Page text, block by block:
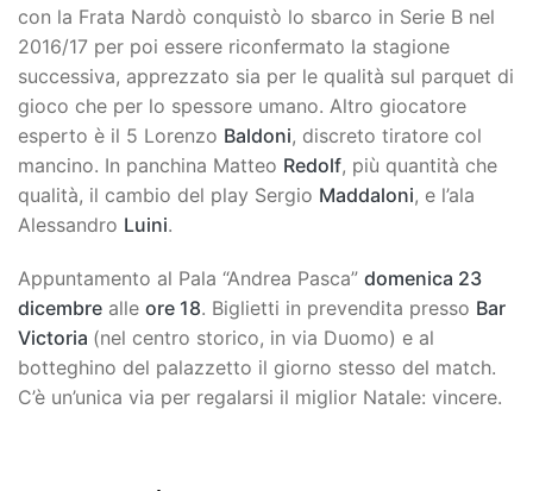
con la Frata Nardò conquistò lo sbarco in Serie B nel
2016/17 per poi essere riconfermato la stagione
successiva, apprezzato sia per le qualità sul parquet di
gioco che per lo spessore umano. Altro giocatore
esperto è il 5 Lorenzo Baldoni, discreto tiratore col
mancino. In panchina Matteo Redolf, più quantità che
qualità, il cambio del play Sergio Maddaloni, e l’ala
Alessandro Luini.
Appuntamento al Pala “Andrea Pasca” domenica 23
dicembre alle ore 18. Biglietti in prevendita presso Bar
Victoria (nel centro storico, in via Duomo) e al
botteghino del palazzetto il giorno stesso del match.
C’è un’unica via per regalarsi il miglior Natale: vincere.